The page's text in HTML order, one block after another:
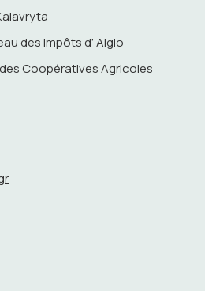
des Impôts d’ Aigio
Coopératives Agricoles